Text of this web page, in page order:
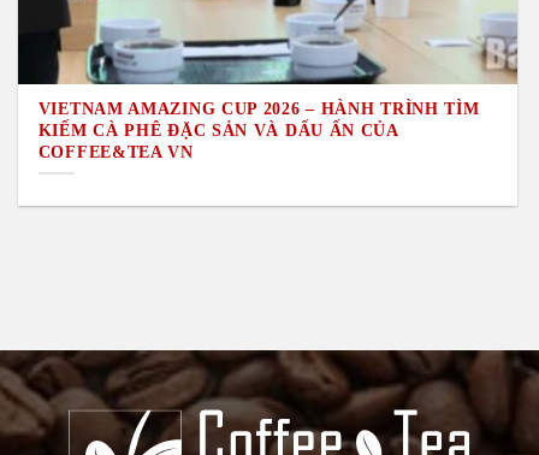
VIETNAM AMAZING CUP 2026 – HÀNH TRÌNH TÌM
KIẾM CÀ PHÊ ĐẶC SẢN VÀ DẤU ẤN CỦA
COFFEE&TEA VN